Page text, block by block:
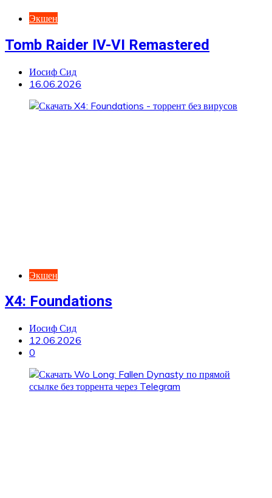
Экшен
Tomb Raider IV-VI Remastered
Иосиф Сид
16.06.2026
Экшен
X4: Foundations
Иосиф Сид
12.06.2026
0